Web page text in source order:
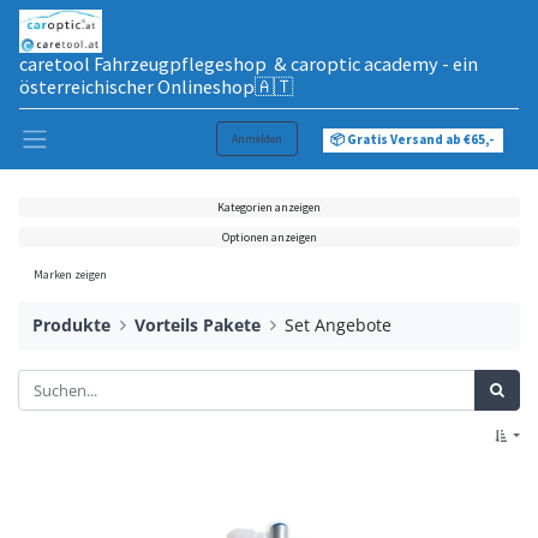
caretool Fahrzeugpflegeshop & caroptic academy - ein
österreichischer Onlineshop🇦🇹
Anmelden 📦 Gratis Versand ab €65,-
Kategorien anzeigen
Optionen anzeigen
Marken zeigen
Produkte Vorteils Pakete Set Angebote